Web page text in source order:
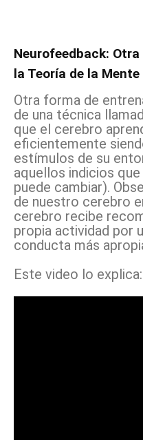
Neurofeedback:
la Teoría de la Mente
Otra forma de
de una técnica
que el cerebro
eficientemente
estímulos de su
aquellos indicios
puede cambiar).
de nuestro cerebro
cerebro recibe
propia actividad por
conducta más
Este video lo explica: